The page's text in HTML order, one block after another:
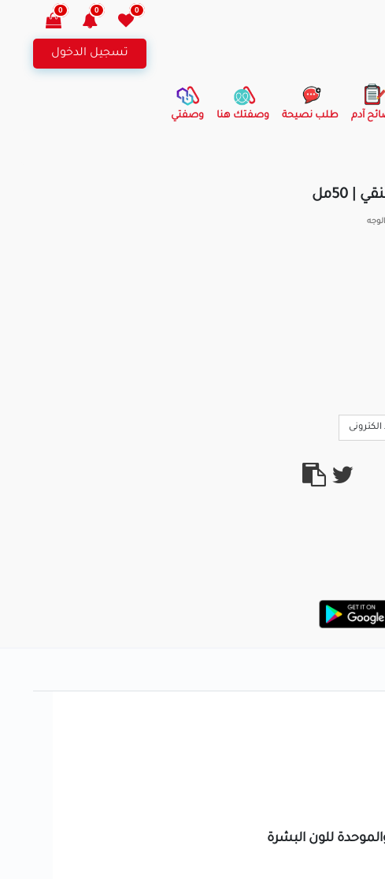
0
0
0
تسجيل الدخول
آدم طلب نصيحة وصفتك هنا وصفتي
50مل
للون البشرة